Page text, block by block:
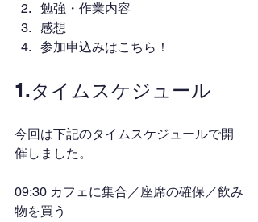
勉強・作業内容
感想
参加申込みはこちら！
1.タイムスケジュール
今回は下記のタイムスケジュールで開
催しました。
09:30 カフェに集合／座席の確保／飲み
物を買う